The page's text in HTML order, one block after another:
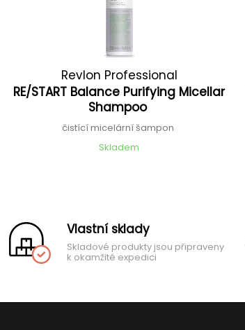
Revlon Professional
RE/START Balance Purifying Micellar
Shampoo
čistící micelární šampon
Skladem
Vlastní sklady
Skladové produkty jsou připraveny
k okamžité expedici